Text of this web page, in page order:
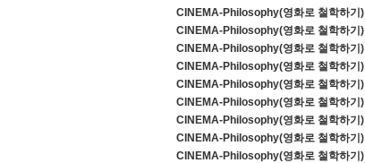
CINEMA-Philosophy(영화로 철학하기)
CINEMA-Philosophy(영화로 철학하기)
CINEMA-Philosophy(영화로 철학하기)
CINEMA-Philosophy(영화로 철학하기)
CINEMA-Philosophy(영화로 철학하기)
CINEMA-Philosophy(영화로 철학하기)
CINEMA-Philosophy(영화로 철학하기)
CINEMA-Philosophy(영화로 철학하기)
CINEMA-Philosophy(영화로 철학하기)